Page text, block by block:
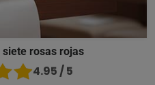
rosas rojas
4.95 / 5